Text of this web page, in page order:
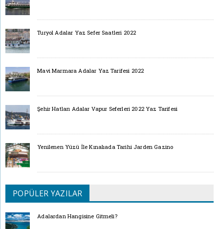
Turyol Adalar Yaz Sefer Saatleri 2022
Mavi Marmara Adalar Yaz Tarifesi 2022
Şehir Hatları Adalar Vapur Seferleri 2022 Yaz Tarifesi
Yenilenen Yüzü İle Kınalıada Tarihi Jarden Gazino
POPÜLER YAZILAR
Adalardan Hangisine Gitmeli?